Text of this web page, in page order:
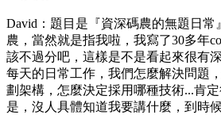
David：題目是『資深碼農的無題日
農，當然就是指我啦，我寫了30多年
該不過分吧，這樣是不是看起來很有
每天的日常工作，我們怎麼解決問題
劃架構，怎麼決定採用哪種技術...肯
是，沒人具體知道我要講什麼，到時